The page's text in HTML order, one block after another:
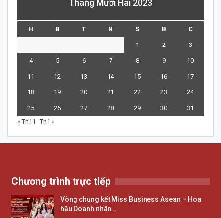
Tháng Mười Hai 2023
H B T N S B C
1 2 3
4 5 6 7 8 9 10
11 12 13 14 15 16 17
18 19 20 21 22 23 24
25 26 27 28 29 30
31
« Th11
Th1 »
Chương trình trực tiếp
Vòng chung kết Miss Business Asean – Hoa
hậu Doanh nhân…